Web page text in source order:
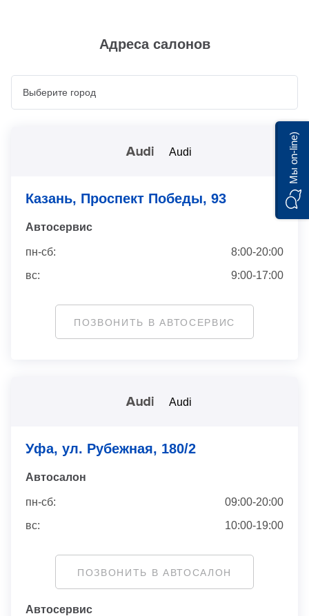
Адреса салонов
Audi
Казань, Проспект Победы, 93
Автосервис
пн-сб:
8:00-20:00
вс:
9:00-17:00
ПОЗВОНИТЬ В АВТОСЕРВИС
Audi
Уфа, ул. Рубежная, 180/2
Автосaлон
пн-сб:
09:00-20:00
вс:
10:00-19:00
ПОЗВОНИТЬ В АВТОСАЛОН
Автосервис
Мы on-line)